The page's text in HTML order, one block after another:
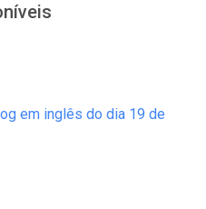
em inglês do dia 19 de